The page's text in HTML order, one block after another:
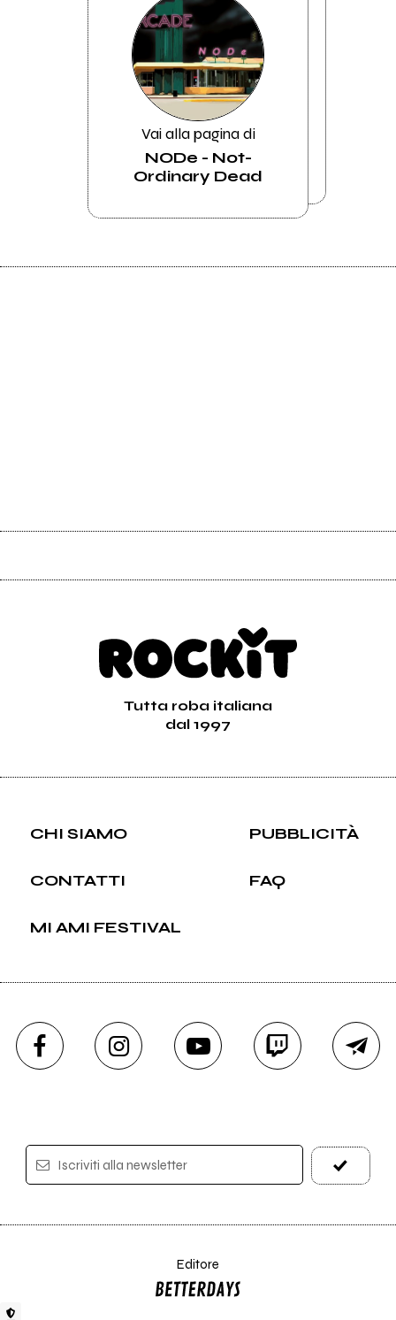
Vai alla pagina di
NODe - Not-
Ordinary Dead
Tutta roba italiana
dal 1997
CHI SIAMO PUBBLICITÀ
CONTATTI FAQ
MI AMI FESTIVAL
Iscriviti alla newsletter
Editore